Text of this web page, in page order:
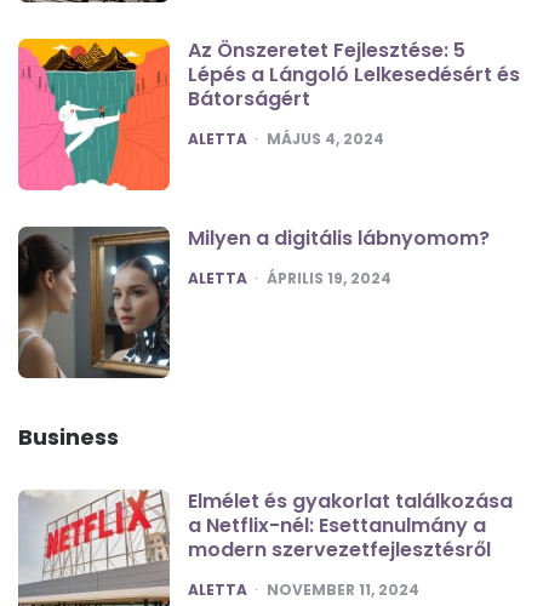
Az Önszeretet Fejlesztése: 5
Lépés a Lángoló Lelkesedésért és
Bátorságért
POSTED
ALETTA MÁJUS 4, 2024
Milyen a digitális lábnyomom?
POSTED
ALETTA ÁPRILIS 19, 2024
Business
Elmélet és gyakorlat találkozása
a Netflix-nél: Esettanulmány a
modern szervezetfejlesztésről
POSTED
ALETTA NOVEMBER 11, 2024